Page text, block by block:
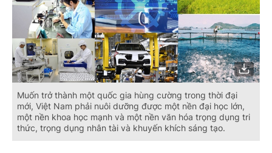
Muốn trở thành một quốc gia hùng cường trong thời đại
mới, Việt Nam phải nuôi dưỡng được một nền đại học lớn,
một nền khoa học mạnh và một nền văn hóa trọng dụng tri
thức, trọng dụng nhân tài và khuyến khích sáng tạo.